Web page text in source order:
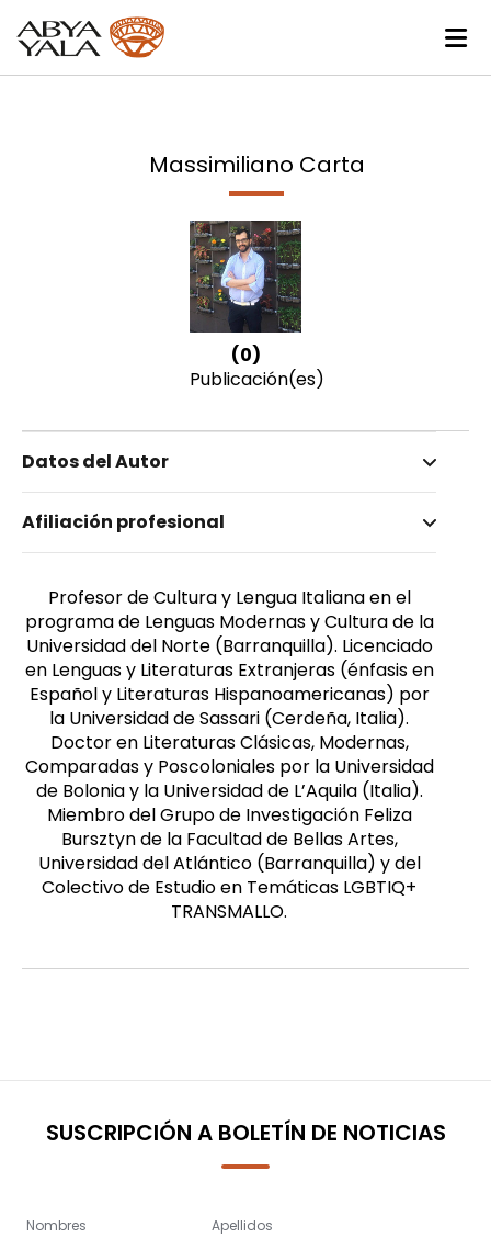
Massimiliano Carta
(0)
Publicación(es)
Datos del Autor
Carta, Massimiliano
Afiliación profesional
Profesor de Cultura y Lengua Italiana en el
programa de Lenguas Modernas y Cultura de la
Universidad del Norte (Barranquilla). Licenciado
en Lenguas y Literaturas Extranjeras (énfasis en
Español y Literaturas Hispanoamericanas) por
la Universidad de Sassari (Cerdeña, Italia).
Doctor en Literaturas Clásicas, Modernas,
Comparadas y Poscoloniales por la Universidad
de Bolonia y la Universidad de L’Aquila (Italia).
Miembro del Grupo de Investigación Feliza
Bursztyn de la Facultad de Bellas Artes,
Universidad del Atlántico (Barranquilla) y del
Colectivo de Estudio en Temáticas LGBTIQ+
TRANSMALLO.
SUSCRIPCIÓN A BOLETÍN DE NOTICIAS
Nombres Apellidos